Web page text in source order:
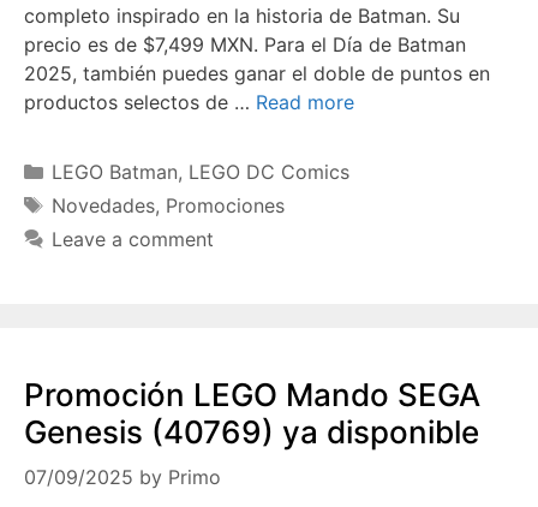
completo inspirado en la historia de Batman. Su
precio es de $7,499 MXN. Para el Día de Batman
2025, también puedes ganar el doble de puntos en
productos selectos de … Read more
Categories
LEGO Batman, LEGO DC Comics
Tags
Novedades, Promociones
Leave a comment
Promoción LEGO Mando SEGA
Genesis (40769) ya disponible
07/09/2025 by Primo